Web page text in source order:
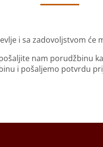
i sa zadovoljstvom
nam porudžbinu
i pošaljemo potvrdu